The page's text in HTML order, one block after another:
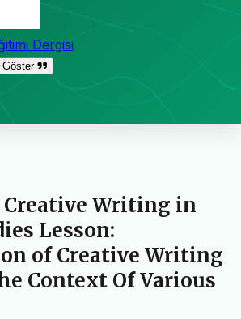
Dergisi
Göster
Creative Writing in
Lesson:
of Creative Writing
Context Of Various